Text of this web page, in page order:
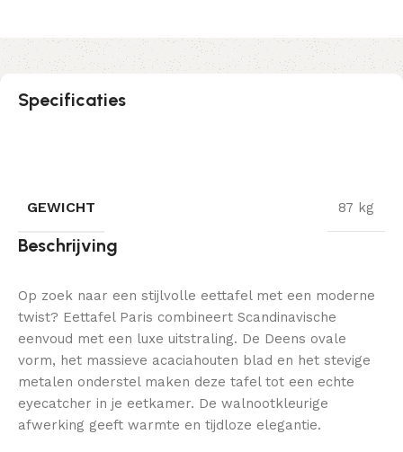
Specificaties
GEWICHT 87 kg
Beschrijving
Op zoek naar een stijlvolle eettafel met een moderne
twist? Eettafel Paris combineert Scandinavische
eenvoud met een luxe uitstraling. De Deens ovale
vorm, het massieve acaciahouten blad en het stevige
metalen onderstel maken deze tafel tot een echte
eyecatcher in je eetkamer. De walnootkleurige
afwerking geeft warmte en tijdloze elegantie.